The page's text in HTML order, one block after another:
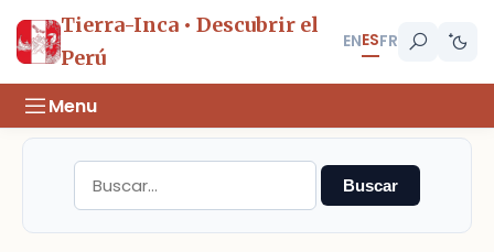
Tierra-Inca • Descubrir el
Perú
ENESFR
Menu
Buscar